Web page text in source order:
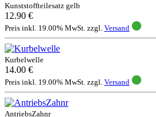
Kunststoffteilesatz gelb
12.90 €
Preis inkl. 19.00% MwSt. zzgl. Versand
Kurbelwelle
14.00 €
Preis inkl. 19.00% MwSt. zzgl. Versand
AntriebsZahnr